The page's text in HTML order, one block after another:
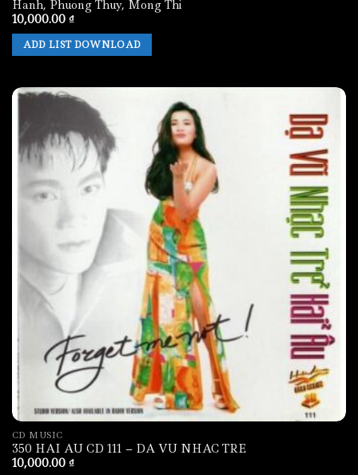
Hanh, Phuong Thuy, Mong Thi
10,000.00 ₫
ADD LIST DOWNLOAD
CD MUSIC
350 HAI AU CD 111 – DA VU NHAC TRE
10,000.00 ₫